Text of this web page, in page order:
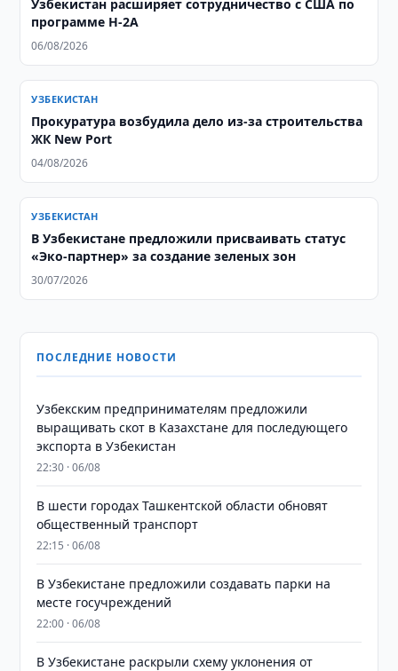
Узбекистан расширяет сотрудничество с США по
программе H-2A
06/08/2026
УЗБЕКИСТАН
Прокуратура возбудила дело из-за строительства
ЖК New Port
04/08/2026
УЗБЕКИСТАН
В Узбекистане предложили присваивать статус
«Эко-партнер» за создание зеленых зон
30/07/2026
ПОСЛЕДНИЕ НОВОСТИ
Узбекским предпринимателям предложили
выращивать скот в Казахстане для последующего
экспорта в Узбекистан
22:30 · 06/08
В шести городах Ташкентской области обновят
общественный транспорт
22:15 · 06/08
В Узбекистане предложили создавать парки на
месте госучреждений
22:00 · 06/08
В Узбекистане раскрыли схему уклонения от